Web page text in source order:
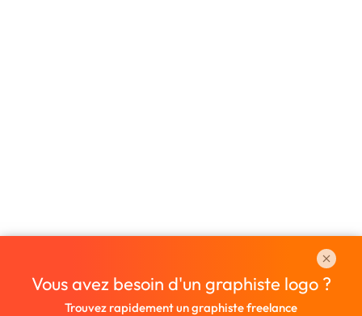
Vous avez besoin d'un graphiste logo ?
Trouvez rapidement un graphiste freelance